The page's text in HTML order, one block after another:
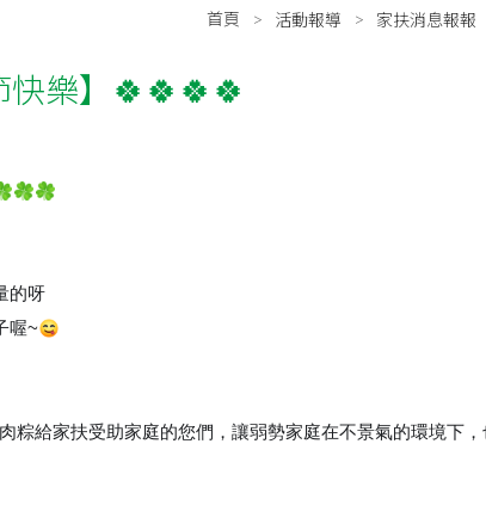
首頁 活動報導 家扶消息報報
樂】🍀🍀🍀🍀
🍀🍀
的呀
喔~😋
粽給家扶受助家庭的您們，讓弱勢家庭在不景氣的環境下